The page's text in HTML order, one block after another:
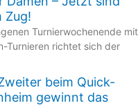
Zug!
Turnierwochenende mit
Turnieren richtet sich der
beim Quick-
gewinnt das